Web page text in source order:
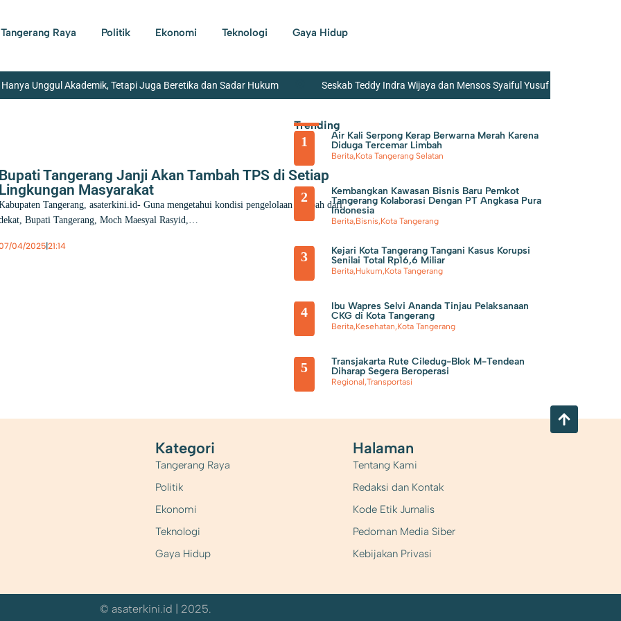
Tangerang Raya Politik Ekonomi Teknologi Gaya Hidup
Unggul Akademik, Tetapi Juga Beretika dan Sadar Hukum Seskab Teddy Indra Wijaya dan Mensos Syaiful Yusuf
Senjata Api di Sekolah Swasta di Jaksel Membayar PBB dan BPHTB di Kota Tangerang Bisa Melalui online,
Bupati Tangerang Janji Akan Tambah TPS di Setiap
Lingkungan Masyarakat
Tangerang, asaterkini.id- Guna mengetahui kondisi pengelolaan sampah dari
Bupati Tangerang, Moch Maesyal Rasyid,…
04/2025 |21:14
Trending
1
Air Kali Serpong Kerap Berwarna Merah Karena
Diduga Tercemar Limbah
Berita,Kota Tangerang Selatan
2
Kembangkan Kawasan Bisnis Baru Pemkot
Tangerang Kolaborasi Dengan PT Angkasa Pura
Indonesia
Berita,Bisnis,Kota Tangerang
3
Kejari Kota Tangerang Tangani Kasus Korupsi
Senilai Total Rp16,6 Miliar
Berita,Hukum,Kota Tangerang
4
Ibu Wapres Selvi Ananda Tinjau Pelaksanaan
CKG di Kota Tangerang
Berita,Kesehatan,Kota Tangerang
5
Transjakarta Rute Ciledug-Blok M-Tendean
Diharap Segera Beroperasi
Regional,Transportasi
Kategori
Tangerang Raya
Politik
Ekonomi
Teknologi
Gaya Hidup
Halaman
Tentang Kami
Redaksi dan Kontak
Kode Etik Jurnalis
Pedoman Media Siber
Kebijakan Privasi
© asaterkini.id | 2025.